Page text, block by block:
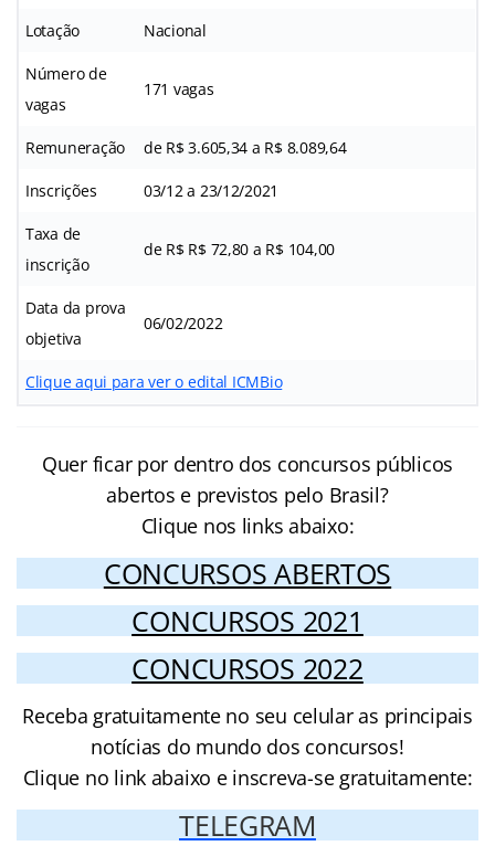
Lotação Nacional
Número de
vagas
171 vagas
Remuneração de R$ 3.605,34 a R$ 8.089,64
Inscrições 03/12 a 23/12/2021
Taxa de
inscrição
de R$ R$ 72,80 a R$ 104,00
Data da prova
objetiva
06/02/2022
Clique aqui para ver o edital ICMBio
Quer ficar por dentro dos concursos públicos
abertos e previstos pelo Brasil?
Clique nos links abaixo:
CONCURSOS ABERTOS
CONCURSOS 2021
CONCURSOS 2022
Receba gratuitamente no seu celular as principais
notícias do mundo dos concursos!
Clique no link abaixo e inscreva-se gratuitamente:
TELEGRAM